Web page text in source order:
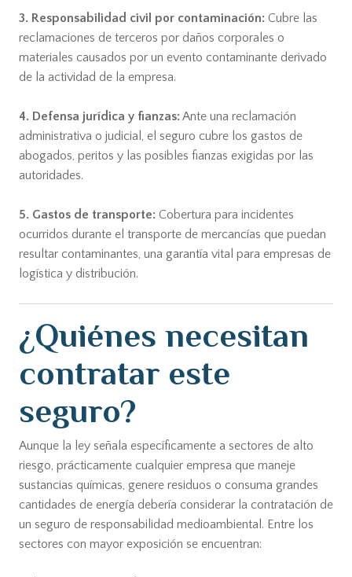
3. Responsabilidad civil por contaminación:Cubre las
reclamaciones de terceros por daños corporales o
materiales causados por un evento contaminante derivado
de la actividad de la empresa.
4. Defensa jurídica y fianzas:Ante una reclamación
administrativa o judicial, el seguro cubre los gastos de
abogados, peritos y las posibles fianzas exigidas por las
autoridades.
5. Gastos de transporte:Cobertura para incidentes
ocurridos durante el transporte de mercancías que puedan
resultar contaminantes, una garantía vital para empresas de
logística y distribución.
¿Quiénes necesitan
contratar este
seguro?
Aunque la ley señala específicamente a sectores de alto
riesgo, prácticamente cualquier empresa que maneje
sustancias químicas, genere residuos o consuma grandes
cantidades de energía debería considerar la contratación de
un seguro de responsabilidad medioambiental. Entre los
sectores con mayor exposición se encuentran: